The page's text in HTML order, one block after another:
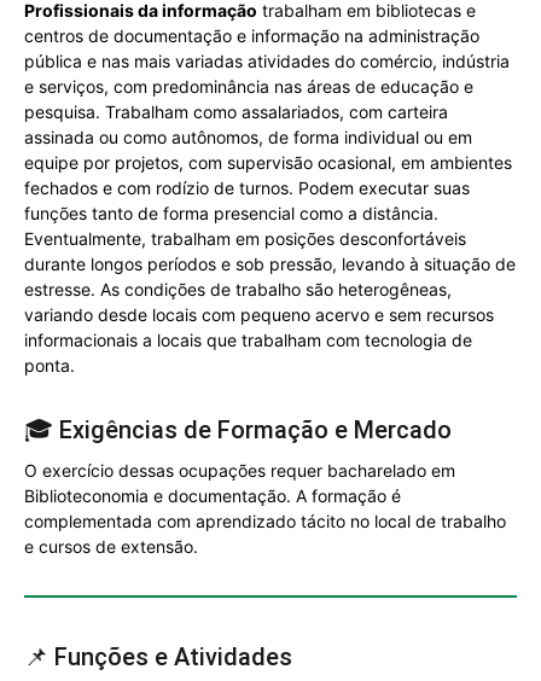
Profissionais da informação trabalham em bibliotecas e
centros de documentação e informação na administração
pública e nas mais variadas atividades do comércio, indústria
e serviços, com predominância nas áreas de educação e
pesquisa. Trabalham como assalariados, com carteira
assinada ou como autônomos, de forma individual ou em
equipe por projetos, com supervisão ocasional, em ambientes
fechados e com rodízio de turnos. Podem executar suas
funções tanto de forma presencial como a distância.
Eventualmente, trabalham em posições desconfortáveis
durante longos períodos e sob pressão, levando à situação de
estresse. As condições de trabalho são heterogêneas,
variando desde locais com pequeno acervo e sem recursos
informacionais a locais que trabalham com tecnologia de
ponta.
🎓 Exigências de Formação e Mercado
O exercício dessas ocupações requer bacharelado em
Biblioteconomia e documentação. A formação é
complementada com aprendizado tácito no local de trabalho
e cursos de extensão.
📌 Funções e Atividades